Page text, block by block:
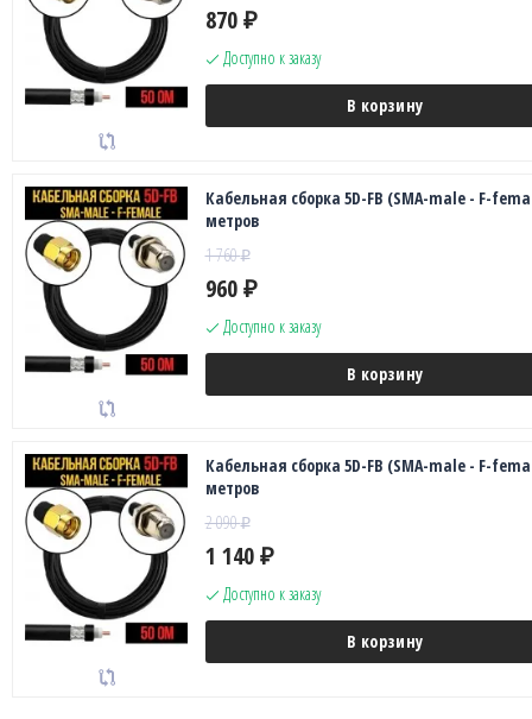
870 ₽
Доступно к заказу
В корзину
Кабельная сборка 5D-FB (SMA-male - F-
метров
1 760₽
960 ₽
Доступно к заказу
В корзину
Кабельная сборка 5D-FB (SMA-male - F-
метров
2 090₽
1 140 ₽
Доступно к заказу
В корзину